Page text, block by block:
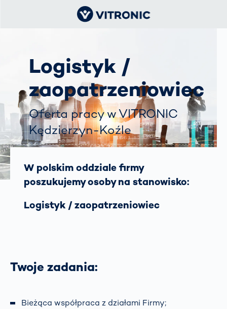
Logistyk /
zaopatrzeniowiec
Oferta pracy w VITRONIC
Kędzierzyn-Koźle
W polskim oddziale firmy
poszukujemy osoby na stanowisko:
Logistyk / zaopatrzeniowiec
Twoje zadania:
Bieżąca współpraca z działami Firmy;